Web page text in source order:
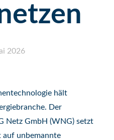
2026
hält
Der
Netz GmbH (WNG) setzt
auf unbemannte